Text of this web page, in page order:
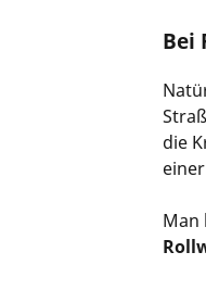
Bei
die
Man